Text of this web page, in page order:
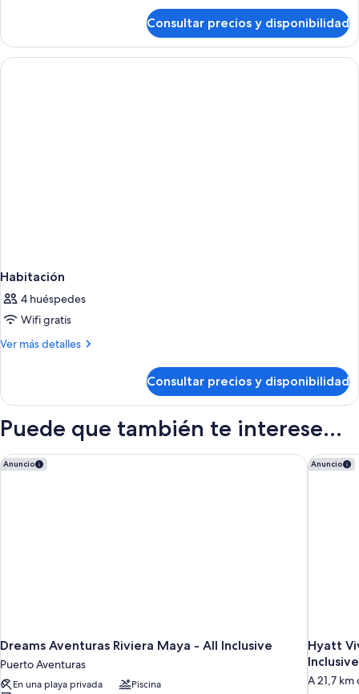
Consultar precios y disponibilidad
Habitación
4 huéspedes
Wifi gratis
Ver más detalles
Más
Consultar precios y disponibilidad
Puede que también te interese...
Anuncio
Dreams Aventuras Riviera Maya - All Inclusive
Puerto Aventuras
En una playa privada
Piscina
Dreams Aventuras Riviera Maya - All Inclusive Anuncio
Hyatt
Inclusive
A 21,7
Hyatt